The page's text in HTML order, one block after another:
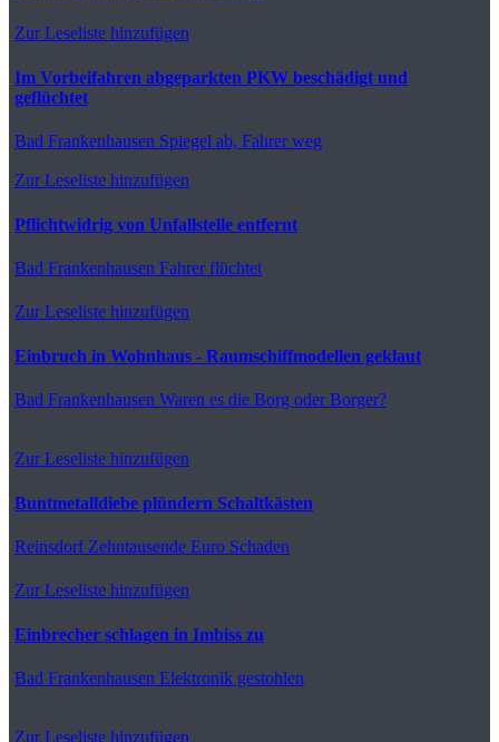
Zur Leseliste hinzufügen
Im Vorbeifahren abgeparkten PKW beschädigt und
geflüchtet
Bad Frankenhausen Spiegel ab, Fahrer weg
Zur Leseliste hinzufügen
Pflichtwidrig von Unfallstelle entfernt
Bad Frankenhausen Fahrer flüchtet
Zur Leseliste hinzufügen
Einbruch in Wohnhaus - Raumschiffmodellen geklaut
Bad Frankenhausen Waren es die Borg oder Borger?
Zur Leseliste hinzufügen
Buntmetalldiebe plündern Schaltkästen
ReinsdorfZehntausende Euro Schaden
Zur Leseliste hinzufügen
Einbrecher schlagen in Imbiss zu
Bad Frankenhausen Elektronik gestohlen
Zur Leseliste hinzufügen